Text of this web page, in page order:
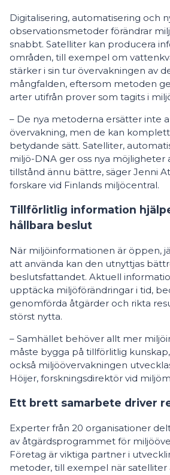
Digitalisering, automatisering och
observationsmetoder förändrar
snabbt. Satelliter kan producera
områden, till exempel om
stärker i sin tur övervakningen av
mångfalden, eftersom metoden
arter utifrån prover som tagits i
– De nya metoderna ersätter inte
övervakning, men de kan
betydande sätt. Satelliter,
miljö-DNA ger oss nya möjligheter
tillstånd ännu bättre, säger Jenni
forskare vid Finlands miljöcentral.
Tillförlitlig information
hållbara beslut
När miljöinformationen är öppen,
att använda kan den utnyttjas
beslutsfattandet. Aktuell
upptäcka miljöförändringar i tid,
genomförda åtgärder och rikta
störst nytta.
– Samhället behöver allt mer
måste bygga på tillförlitlig
också miljöövervakningen
Höijer, forskningsdirektör vid
Ett brett samarbete driver
Experter från 20 organisationer
av åtgärdsprogrammet för
Företag är viktiga partner i
metoder, till exempel när satelliter